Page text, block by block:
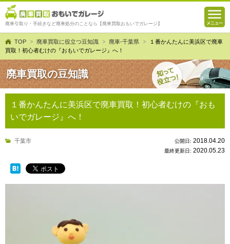
廃車引取り・手続きなど廃車処分のことなら【廃車買取おもいでガレージ】
TOP 廃車買取に役立つ豆知識 廃車-千葉県
１番かんたんに美浜区で廃車
買取！初心者むけの『おもいでガレージ』へ！
廃車買取の豆知識
１番かんたんに美浜区で廃車買取！初心者むけの『おも
いでガレージ』へ！
千葉市 公開日: 2018.04.20
最終更新日: 2020.05.23